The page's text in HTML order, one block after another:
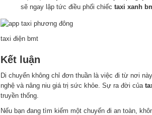
sẽ ngay lập tức điều phối chiếc taxi xanh
taxi điện bmt
Kết luận
Di chuyển không chỉ đơn thuần là việc đi từ nơi
nghệ và nâng niu giá trị sức khỏe. Sự ra đời của
truyền thống.
Nếu bạn đang tìm kiếm một chuyến đi an toàn,